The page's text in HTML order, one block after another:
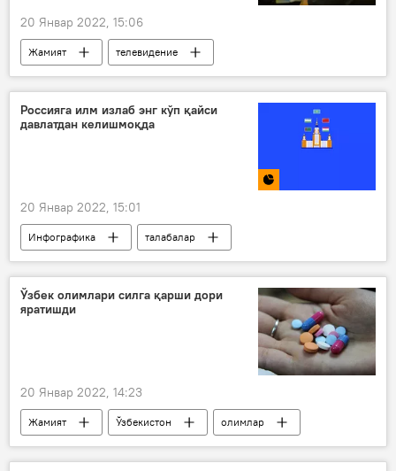
20 Январ 2022, 15:06
Жамият телевидение
Россияга илм излаб энг кўп қайси
давлатдан келишмоқда
20 Январ 2022, 15:01
Инфографика
талабалар
олий таълим муассасалари
ОТМ
Россия
Ўзбек олимлари силга қарши дори
яратишди
20 Январ 2022, 14:23
Жамият Ўзбекистон
олимлар
Ўзбекистон Фанлар академияси